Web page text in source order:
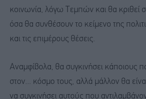
κοινωνία, λόγω Τεμπών και θα κριθεί
όσα θα συνθέσουν το κείμενο της
και τις επιμέρους θέσεις.
Αναμφίβολα, θα συγκινήσει κάποιους
στον... κόσμο τους, αλλά μάλλον θα
να συγκινήσει αυτούς που